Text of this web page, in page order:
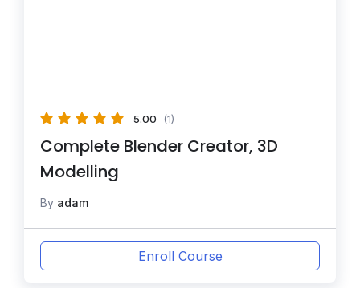
5.00 (1)
Complete Blender Creator, 3D
Modelling
By adam
Enroll Course